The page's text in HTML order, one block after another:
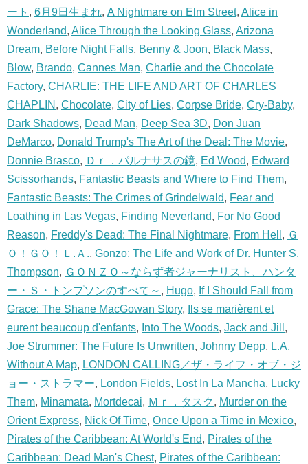
ート , 6月9日生まれ, A Nightmare on Elm Street, Alice in
Wonderland, Alice Through the Looking Glass, Arizona
Dream, Before Night Falls, Benny & Joon, Black Mass,
Blow, Brando, Cannes Man, Charlie and the Chocolate
Factory, CHARLIE: THE LIFE AND ART OF CHARLES
CHAPLIN , Chocolate, City of Lies, Corpse Bride, Cry-Baby,
Dark Shadows, Dead Man, Deep Sea 3D, Don Juan
DeMarco, Donald Trump's The Art of the Deal: The Movie,
Donnie Brasco, Ｄｒ．パルナサスの鏡, Ed Wood, Edward
Scissorhands, Fantastic Beasts and Where to Find Them,
Fantastic Beasts: The Crimes of Grindelwald, Fear and
Loathing in Las Vegas, Finding Neverland, For No Good
Reason, Freddy's Dead: The Final Nightmare, From Hell , Ｇ
Ｏ！ＧＯ！Ｌ.Ａ., Gonzo: The Life and Work of Dr. Hunter S.
Thompson, ＧＯＮＺＯ～ならず者ジャーナリスト、ハンタ
ー・Ｓ・トンプソンのすべて～ , Hugo, If I Should Fall from
Grace: The Shane MacGowan Story,
Ils se marièrent et
eurent beaucoup d'enfants, Into The Woods, Jack and Jill ,
Joe Strummer: The Future Is Unwritten, Johnny Depp, L.A.
Without A Map, LONDON CALLING／ザ・ライフ・オブ・ジ
ョー・ストラマー, London Fields, Lost In La Mancha, Lucky
Them, Minamata, Mortdecai, Ｍｒ．タスク , Murder on the
Orient Express, Nick Of Time, Once Upon a Time in Mexico,
Pirates of the Caribbean: At World's End, Pirates of the
Caribbean: Dead Man's Chest, Pirates of the Caribbean: